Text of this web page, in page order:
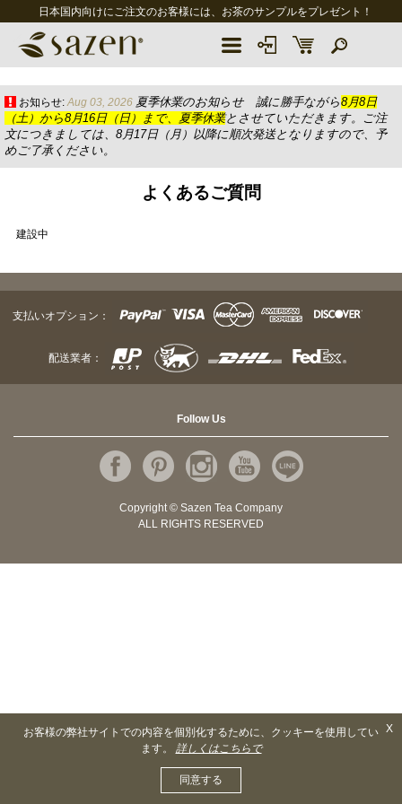
日本国内向けにご注文のお客様には、お茶のサンプルをプレゼント！
お知らせ: Aug 03, 2026 夏季休業のお知らせ 誠に勝手ながら8月8日
（土）から8月16日（日）まで、夏季休業とさせていただきます。ご注
文につきましては、8月17日（月）以降に順次発送となりますので、予
めご了承ください。
よくあるご質問
建設中
支払いオプション：
配送業者：
Follow Us
Copyright © Sazen Tea Company
ALL RIGHTS RESERVED
X
お客様の弊社サイトでの内容を個別化するために、クッキーを使用してい
ます。 詳しくはこちらで
同意する